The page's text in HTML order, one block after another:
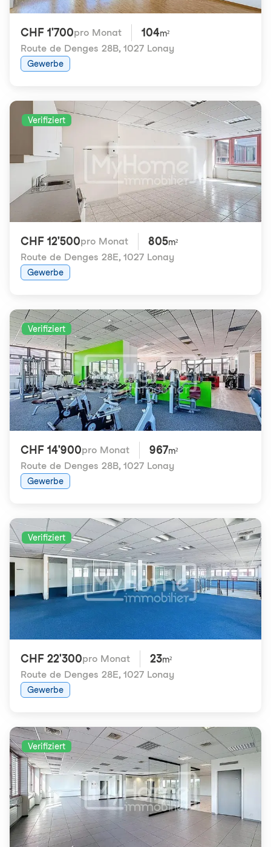
CHF 1'700pro Monat 104m²
Route de Denges 28B, 1027 Lonay
Gewerbe
Verifiziert
CHF 12'500pro Monat 805m²
Route de Denges 28E, 1027 Lonay
Gewerbe
Verifiziert
CHF 14'900pro Monat 967m²
Route de Denges 28B, 1027 Lonay
Gewerbe
Verifiziert
CHF 22'300pro Monat 23m²
Route de Denges 28E, 1027 Lonay
Gewerbe
Verifiziert